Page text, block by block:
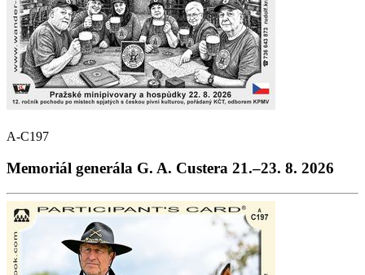
A-C197
Memoriál generála G. A. Custera 21.–23. 8. 2026